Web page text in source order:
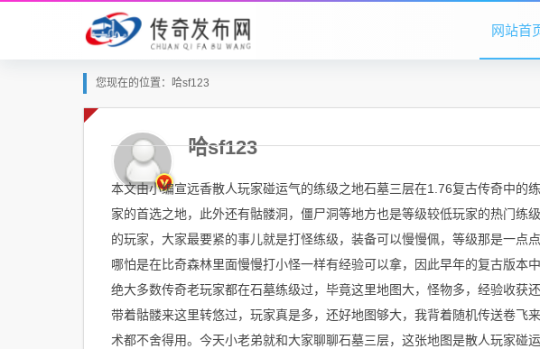
网站首
您现在的位置：哈sf123
哈sf123
本文由小编宣远香散人玩家碰运气的练级之地石墓三层在1.76复古传奇中的
家的首选之地，此外还有骷髅洞，僵尸洞等地方也是等级较低玩家的热门练
的玩家，大家最要紧的事儿就是打怪练级，装备可以慢慢佩，等级那是一点
哪怕是在比奇森林里面慢慢打小怪一样有经验可以拿，因此早年的复古版本
绝大多数传奇老玩家都在石墓练级过，毕竟这里地图大，怪物多，经验收获
带着骷髅来这里转悠过，玩家真是多，还好地图够大，我背着随机传送卷飞
术都不舍得用。今天小老弟就和大家聊聊石墓三层，这张地图是散人玩家碰